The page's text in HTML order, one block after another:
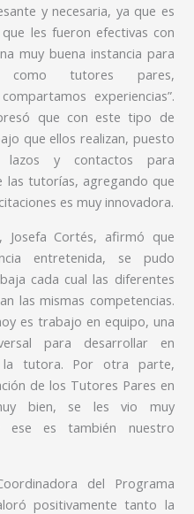
y necesaria, ya que es
les fueron efectivas con
muy buena instancia para
como tutores pares,
experiencias”.
que con este tipo de
que ellos realizan, puesto
lazos y contactos para
las tutorías, agregando que
es muy innovadora.
Cortés, afirmó que
entretenida, se pudo
cada cual las diferentes
las mismas competencias.
es trabajo en equipo, una
para desarrollar en
la tutora. Por otra parte,
de los Tutores Pares en
bien, se les vio muy
ese es también nuestro
del Programa
positivamente tanto la